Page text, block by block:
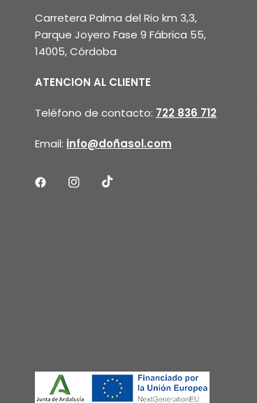
Carretera Palma del Rio km 3,3,
Parque Joyero Fase 9 Fábrica 55,
14005, Córdoba
ATENCION AL CLIENTE
Teléfono de contacto: 722 836 712
Email: info@doñasol.com